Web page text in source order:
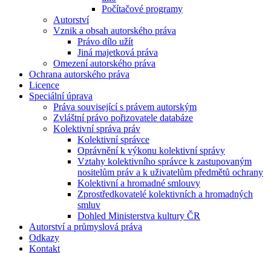
Počítačové programy
Autorství
Vznik a obsah autorského práva
Právo dílo užít
Jiná majetková práva
Omezení autorského práva
Ochrana autorského práva
Licence
Speciální úprava
Práva související s právem autorským
Zvláštní právo pořizovatele databáze
Kolektivní správa práv
Kolektivní správce
Oprávnění k výkonu kolektivní správy
Vztahy kolektivního správce k zastupovaným
nositelům práv a k uživatelům předmětů ochrany
Kolektivní a hromadné smlouvy
Zprostředkovatelé kolektivních a hromadných
smluv
Dohled Ministerstva kultury ČR
Autorství a průmyslová práva
Odkazy
Kontakt